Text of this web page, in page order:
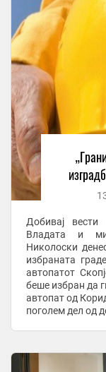
Добивај вести на Viber
Владата и
Николоски
избраната
автопатот
беше избран да
автопат од
поголем дел од